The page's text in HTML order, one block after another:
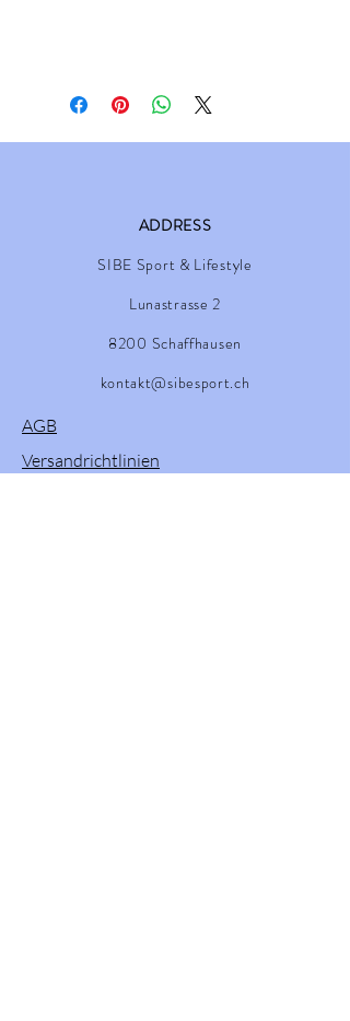
ADDRESS
SIBE Sport & Lifestyle
Lunastrasse 2
8200 Schaffhausen
kontakt@sibesport.ch
AGB
Versandrichtlinien